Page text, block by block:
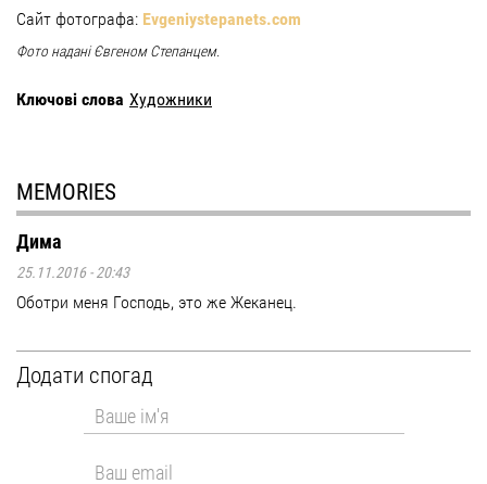
Сайт фотографа: Evgeniystepanets.com
Фото надані Євгеном Степанцем.
Ключові слова Художники
MEMORIES
Дима
25.11.2016 - 20:43
Оботри меня Господь, это же Жеканец.
Додати спогад